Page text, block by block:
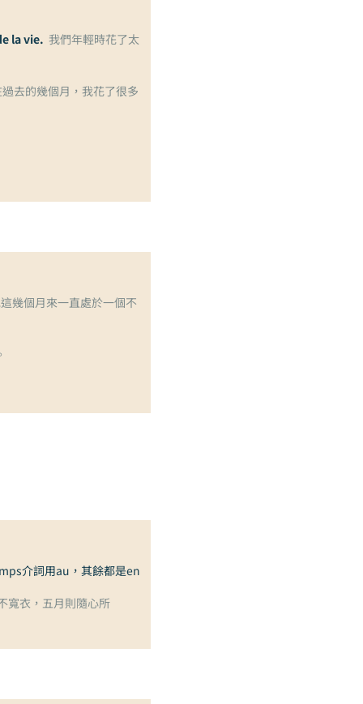
la vie. 我們年輕時花了太
去的幾個月，我花了很多
幾個月來一直處於一個不
介詞用au，其餘都是en
寬衣，五月則隨心所